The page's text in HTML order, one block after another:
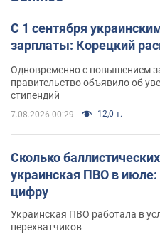
С 1 сентября
зарплаты: Корецкий
Одновременно с повышением
правительство объявило об
стипендий
7.08.2026 00:29 12,0 т.
Сколько
украинская ПВО в
цифру
Украинская ПВО работала в
перехватчиков